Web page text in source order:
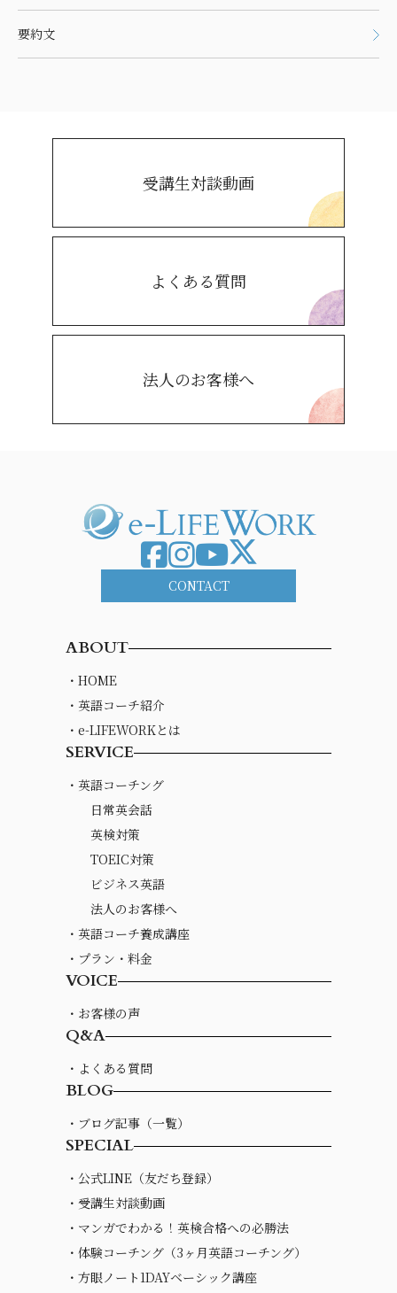
要約文
受講生対談動画
よくある質問
法人のお客様へ
CONTACT
ABOUT
・HOME
・英語コーチ紹介
・e-LIFEWORKとは
SERVICE
・英語コーチング
日常英会話
英検対策
TOEIC対策
ビジネス英語
法人のお客様へ
・英語コーチ養成講座
・プラン・料金
VOICE
・お客様の声
Q&A
・よくある質問
BLOG
・ブログ記事（一覧）
SPECIAL
・公式LINE（友だち登録）
・受講生対談動画
・マンガでわかる！英検合格への必勝法
・体験コーチング（3ヶ月英語コーチング）
・方眼ノート1DAYベーシック講座